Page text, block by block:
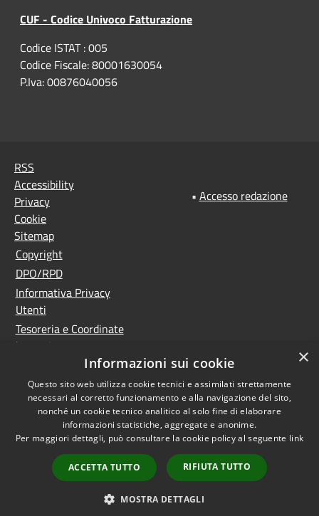
CUF - Codice Univoco Fatturazione
Codice ISTAT : 005
Codice Fiscale: 80001630054
P.Iva: 00876040056
RSS
Accessibility
Privacy
Cookie
Sitemap
Copyright
DPO/RPD
Informativa Privacy
Utenti
Tesoreria e Coordinate
bancarie
Controlla la tua posta
PNRR (Piano Nazionale
di Ripresa e Resilienza)
Meccanismo di feedback
Whistleblowing
Dichiarazione di
accessibilità
• Accesso redazione
×
Informazioni sui cookie
Questo sito web utilizza cookie tecnici e assimilati strettamente
necessari al corretto funzionamento e alla navigazione del sito,
nonché un cookie tecnico analitico al solo fine di elaborare
informazioni statistiche, aggregate e anonime.
Per maggiori dettagli, può consultare la cookie policy al seguente link
ACCETTA TUTTO RIFIUTA TUTTO
MOSTRA DETTAGLI